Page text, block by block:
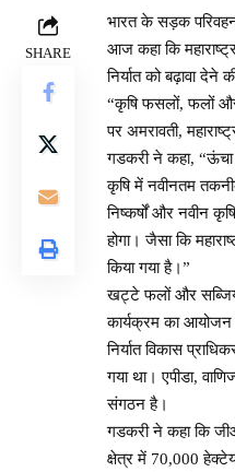
SHARE
भारत के सड़क
आज कहा कि
निर्यात को बढ़ावा देने
“कृषि फसलों, फलों और
पर अमरावती,
गडकरी ने कहा, “ऊंचा
कृषि में नवीनतम
निष्कर्षों और नवीन
होगा। जैसा कि
किया गया है।”
खट्टे फलों और
कार्यक्रम का आयोजन
निर्यात विकास
गया था। एपीडा,
संगठन है।
गडकरी ने कहा कि
क्षेत्र में 70,000